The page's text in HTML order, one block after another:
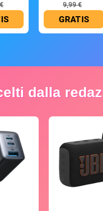
9,99 €
GRATIS
dalla